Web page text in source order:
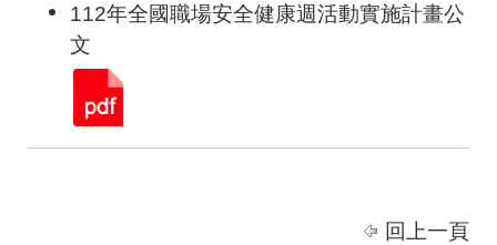
112年全國職場安全健康週活動實施計畫公
文
回上一頁